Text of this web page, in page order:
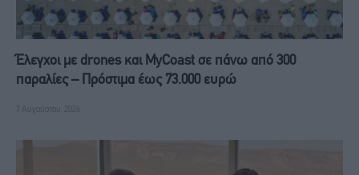
Έλεγχοι με drones και MyCoast σε πάνω από 300
παραλίες – Πρόστιμα έως 73.000 ευρώ
7 Αυγούστου, 2026